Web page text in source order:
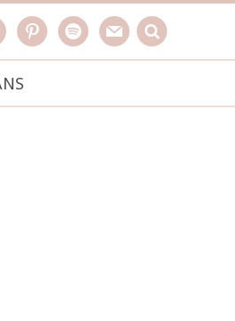
pinterestspotifymail search